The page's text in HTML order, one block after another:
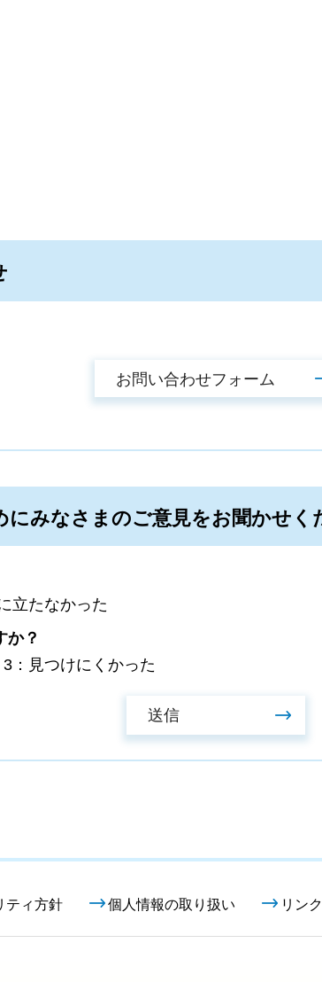
みなさまのご意見をお聞かせく
立たなかった
か？
3：見つけにくかった
ティ方針 個人情報の取り扱い リン